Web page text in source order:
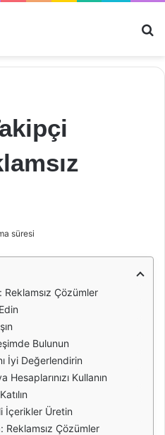
süresi
Çözümler
Bulunun
İyi Değerlendirin
Kullanın
İçerikler Üretin
Çözümler